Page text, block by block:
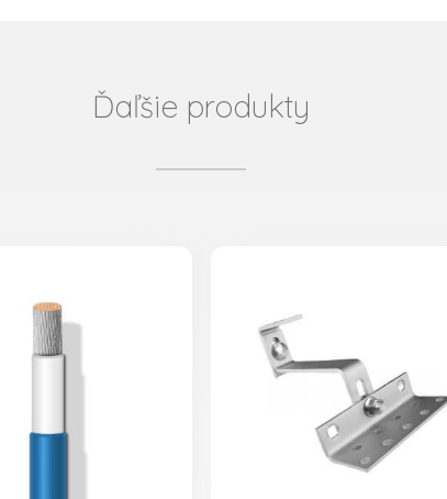
Ďaľšie produkty